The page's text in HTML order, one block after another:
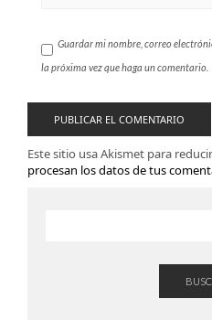
Guardar mi nombre, correo
la próxima vez que haga un comentario.
Este sitio usa Akismet para
procesan los datos de tus